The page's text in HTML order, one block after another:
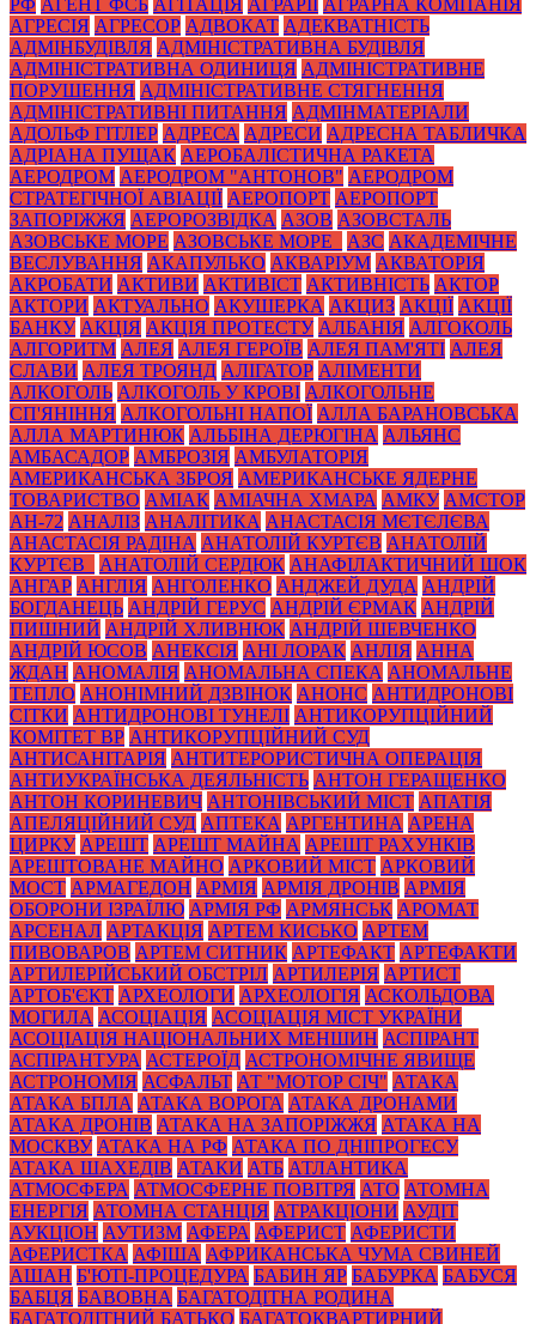
АГРЕСІЯ АГРЕСОР АДВОКАТ АДЕКВАТНІСТЬ
АДМІНБУДІВЛЯ АДМІНІСТРАТИВНА БУДІВЛЯ
АДМІНІСТРАТИВНА ОДИНИЦЯ АДМІНІСТРАТИВНЕ
ПОРУШЕННЯ АДМІНІСТРАТИВНЕ СТЯГНЕННЯ
АДМІНІСТРАТИВНІ ПИТАННЯ АДМІНМАТЕРІАЛИ
АДОЛЬФ ГІТЛЕР АДРЕСА АДРЕСИ АДРЕСНА ТАБЛИЧКА
АДРІАНА ПУЩАК АЕРОБАЛІСТИЧНА РАКЕТА
АЕРОДРОМ АЕРОДРОМ "АНТОНОВ" АЕРОДРОМ
СТРАТЕГІЧНОЇ АВІАЦІЇ АЕРОПОРТ АЕРОПОРТ
ЗАПОРІЖЖЯ АЕРОРОЗВІДКА АЗОВ АЗОВСТАЛЬ
АЗОВСЬКЕ МОРЕ АЗОВСЬКЕ МОРЕ_ АЗС АКАДЕМІЧНЕ
ВЕСЛУВАННЯ АКАПУЛЬКО АКВАРІУМ АКВАТОРІЯ
АКРОБАТИ АКТИВИ АКТИВІСТ АКТИВНІСТЬ АКТОР
АКТОРИ АКТУАЛЬНО АКУШЕРКА АКЦИЗ АКЦІЇ АКЦІЇ
БАНКУ АКЦІЯ АКЦІЯ ПРОТЕСТУ АЛБАНІЯ АЛГОКОЛЬ
АЛГОРИТМ АЛЕЯ АЛЕЯ ГЕРОЇВ АЛЕЯ ПАМ'ЯТІ АЛЕЯ
СЛАВИ АЛЕЯ ТРОЯНД АЛІГАТОР АЛІМЕНТИ
АЛКОГОЛЬ АЛКОГОЛЬ У КРОВІ АЛКОГОЛЬНЕ
СП'ЯНІННЯ АЛКОГОЛЬНІ НАПОЇ АЛЛА БАРАНОВСЬКА
АЛЛА МАРТИНЮК АЛЬБІНА ДЕРЮГІНА АЛЬЯНС
АМБАСАДОР АМБРОЗІЯ АМБУЛАТОРІЯ
АМЕРИКАНСЬКА ЗБРОЯ АМЕРИКАНСЬКЕ ЯДЕРНЕ
ТОВАРИСТВО АМІАК АМІАЧНА ХМАРА АМКУ АМСТОР
АН-72 АНАЛІЗ АНАЛІТИКА АНАСТАСІЯ МЄТЄЛЄВА
АНАСТАСІЯ РАДІНА АНАТОЛІЙ КУРТЄВ АНАТОЛІЙ
КУРТЄВ_
АНАТОЛІЙ СЕРДЮК АНАФІЛАКТИЧНИЙ ШОК
АНГАР АНГЛІЯ АНГОЛЕНКО АНДЖЕЙ ДУДА АНДРІЙ
БОГДАНЕЦЬ АНДРІЙ ГЕРУС АНДРІЙ ЄРМАК АНДРІЙ
ПИШНИЙ АНДРІЙ ХЛИВНЮК АНДРІЙ ШЕВЧЕНКО
АНДРІЙ ЮСОВ АНЕКСІЯ АНІ ЛОРАК АНЛІЯ АННА
ЖДАН АНОМАЛІЯ АНОМАЛЬНА СПЕКА АНОМАЛЬНЕ
ТЕПЛО АНОНІМНИЙ ДЗВІНОК АНОНС АНТИДРОНОВІ
СІТКИ АНТИДРОНОВІ ТУНЕЛІ АНТИКОРУПЦІЙНИЙ
КОМІТЕТ ВР АНТИКОРУПЦІЙНИЙ СУД
АНТИСАНІТАРІЯ АНТИТЕРОРИСТИЧНА ОПЕРАЦІЯ
АНТИУКРАЇНСЬКА ДЕЯЛЬНІСТЬ АНТОН ГЕРАЩЕНКО
АНТОН КОРИНЕВИЧ АНТОНІВСЬКИЙ МІСТ АПАТІЯ
АПЕЛЯЦІЙНИЙ СУД АПТЕКА АРГЕНТИНА АРЕНА
ЦИРКУ АРЕШТ АРЕШТ МАЙНА АРЕШТ РАХУНКІВ
АРЕШТОВАНЕ МАЙНО АРКОВИЙ МІСТ АРКОВИЙ
МОСТ АРМАГЕДОН АРМІЯ АРМІЯ ДРОНІВ АРМІЯ
ОБОРОНИ ІЗРАЇЛЮ АРМІЯ РФ АРМЯНСЬК АРОМАТ
АРСЕНАЛ АРТАКЦІЯ АРТЕМ КИСЬКО АРТЕМ
ПИВОВАРОВ АРТЕМ СИТНИК АРТЕФАКТ АРТЕФАКТИ
АРТИЛЕРІЙСЬКИЙ ОБСТРІЛ АРТИЛЕРІЯ АРТИСТ
АРТОБ'ЄКТ АРХЕОЛОГИ АРХЕОЛОГІЯ АСКОЛЬДОВА
МОГИЛА АСОЦІАЦІЯ АСОЦІАЦІЯ МІСТ УКРАЇНИ
АСОЦІАЦІЯ НАЦІОНАЛЬНИХ МЕНШИН АСПІРАНТ
АСПІРАНТУРА АСТЕРОЇД АСТРОНОМІЧНЕ ЯВИЩЕ
АСТРОНОМІЯ АСФАЛЬТ АТ "МОТОР СІЧ" АТАКА
АТАКА БПЛА АТАКА ВОРОГА АТАКА ДРОНАМИ
АТАКА ДРОНІВ АТАКА НА ЗАПОРІЖЖЯ АТАКА НА
МОСКВУ АТАКА НА РФ АТАКА ПО ДНІПРОГЕСУ
АТАКА ШАХЕДІВ АТАКИ АТБ АТЛАНТИКА
АТМОСФЕРА АТМОСФЕРНЕ ПОВІТРЯ АТО АТОМНА
ЕНЕРГІЯ АТОМНА СТАНЦІЯ АТРАКЦІОНИ АУДІТ
АУКЦІОН АУТИЗМ АФЕРА АФЕРИСТ АФЕРИСТИ
АФЕРИСТКА АФІША АФРИКАНСЬКА ЧУМА СВИНЕЙ
АШАН Б'ЮТІ-ПРОЦЕДУРА БАБИН ЯР БАБУРКА БАБУСЯ
БАБЦЯ БАВОВНА БАГАТОДІТНА РОДИНА
БАГАТОДІТНИЙ БАТЬКО БАГАТОКВАРТИРНИЙ